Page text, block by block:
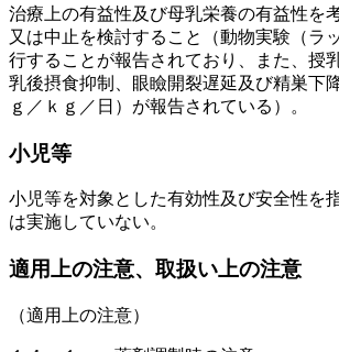
治療上の有益性及び母乳栄養の有益性を
又は中止を検討すること（動物実験（ラ
行することが報告されており、また、授
乳後摂食抑制、眼瞼開裂遅延及び精巣下
ｇ／ｋｇ／日）が報告されている）。
小児等
小児等を対象とした有効性及び安全性を
は実施していない。
適用上の注意、取扱い上の注意
（適用上の注意）